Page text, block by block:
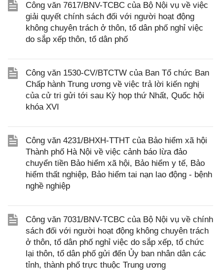
Công văn 7617/BNV-TCBC của Bộ Nội vụ về việc
giải quyết chính sách đối với người hoạt động
không chuyên trách ở thôn, tổ dân phố nghỉ việc
do sắp xếp thôn, tổ dân phố
Công văn 1530-CV/BTCTW của Ban Tổ chức Ban
Chấp hành Trung ương về việc trả lời kiến nghị
của cử tri gửi tới sau Kỳ họp thứ Nhất, Quốc hội
khóa XVI
Công văn 4231/BHXH-TTHT của Bảo hiểm xã hội
Thành phố Hà Nội về việc cảnh báo lừa đảo
chuyển tiền Bảo hiểm xã hội, Bảo hiểm y tế, Bảo
hiểm thất nghiệp, Bảo hiểm tai nạn lao động - bệnh
nghề nghiệp
Công văn 7031/BNV-TCBC của Bộ Nội vụ về chính
sách đối với người hoạt động không chuyên trách
ở thôn, tổ dân phố nghỉ việc do sắp xếp, tổ chức
lại thôn, tổ dân phố gửi đến Ủy ban nhân dân các
tỉnh, thành phố trực thuộc Trung ương